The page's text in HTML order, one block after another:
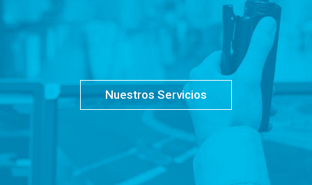
Nuestros Servicios